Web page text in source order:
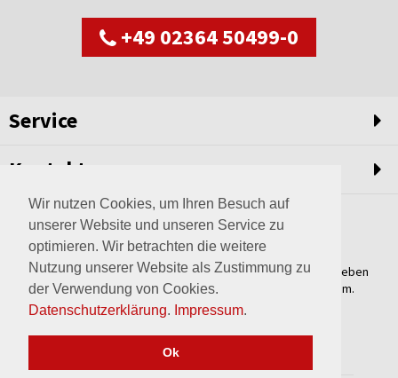
Wir nutzen Cookies, um Ihren Besuch auf
unserer Website und unseren Service zu
optimieren. Wir betrachten die weitere
Nutzung unserer Website als Zustimmung zu
der Verwendung von Cookies.
Datenschutzerklärung. Impressum.
Ok
+49 02364 50499-0
Service
Kontakt
Weltweit setzen wir unsere Erfahrungswerte und unser Streben
nach innovativen Lösungen in unvergleichliche Anlagen um.
Erfahren Sie mehr über uns.